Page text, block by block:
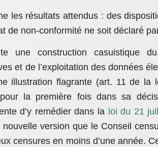
les résultats attendus : des
de non-conformité ne soit déclaré
une construction casuistique
et de l’exploitation des données
illustration flagrante (art. 11 de la
la première fois dans sa
d’y remédier dans la loi du 21
version que le Conseil
censures en moins d’une année.